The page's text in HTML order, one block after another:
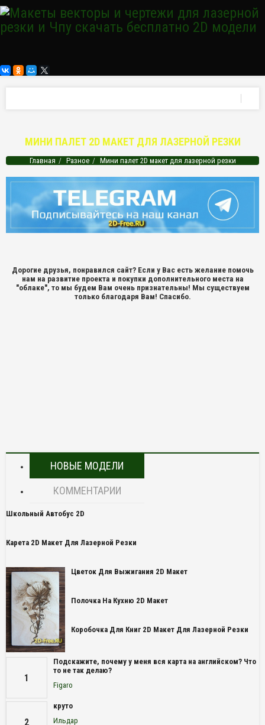
МИНИ ПАЛЕТ 2D МАКЕТ ДЛЯ ЛАЗЕРНОЙ РЕЗКИ
Главная Разное Мини палет 2D макет для лазерной резки
Дорогие друзья, понравился сайт? Если у Вас есть желание помочь
нам на развитие проекта и покупки дополнительного места на
"облаке", то мы будем Вам очень признательны! Мы существуем
только благодаря Вам! Спасибо.
НОВЫЕ МОДЕЛИ
КОММЕНТАРИИ
Школьный Автобус 2D
Карета 2D Макет Для Лазерной Резки
Цветок Для Выжигания 2D Макет
Полочка На Кухню 2D Макет
Коробочка Для Книг 2D Макет Для Лазерной Резки
1
Подскажите, почему у меня вся карта на английском? Что
то не так делаю?
Figaro
2
круто
Ильдар